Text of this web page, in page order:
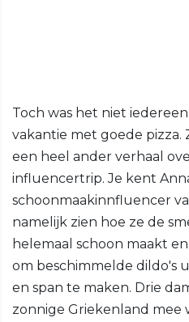
Toch was het niet
vakantie met goede pizza.
een heel ander verhaal
influencertrip. Je kent
schoonmaakinnfluencer
namelijk zien hoe ze de
helemaal schoon maakt
om beschimmelde dildo's
en span te maken. Drie
zonnige Griekenland mee